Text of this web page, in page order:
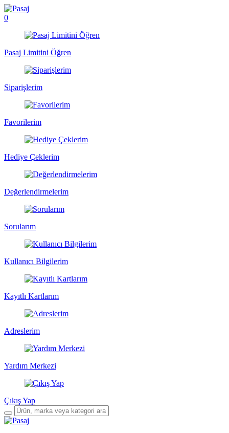
0
Pasaj Limitini Öğren
Siparişlerim
Favorilerim
Hediye Çeklerim
Değerlendirmelerim
Sorularım
Kullanıcı Bilgilerim
Kayıtlı Kartlarım
Adreslerim
Yardım Merkezi
Çıkış Yap